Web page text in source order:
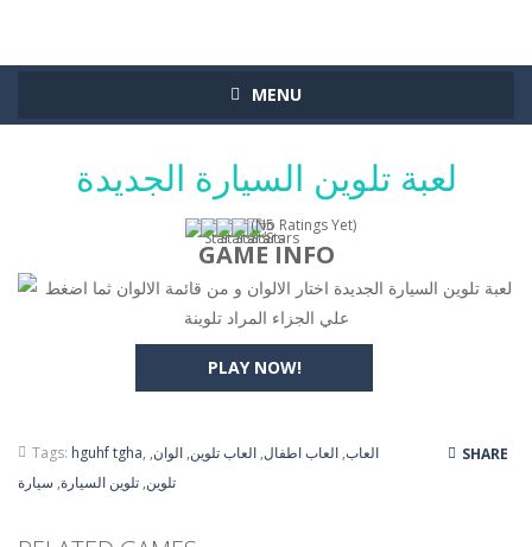
MENU
لعبة تلوين السيارة الجديدة
(No Ratings Yet)
PLAY NOW!
GAME INFO
لعبة تلوين السيارة الجديدة اختار الالوان و من قائمة الالوان ثما اضغط
علي الجزاء المراد تلوينة
Tags: hguhf tgha, العاب, العاب اطفال, العاب تلوين, الوان,
تلوين, تلوين السيارة, سيارة
SHARE